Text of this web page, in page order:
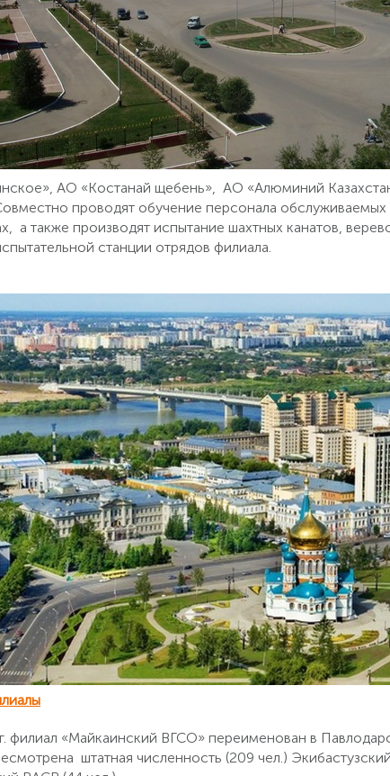
АО «Костанай щебень», АО «Алюминий
проводят обучение персонала
а также производят испытание шахтных канатов,
станции отрядов филиала.
филиал «Майкаинский ВГСО» переименован в
штатная численность (209 чел.)